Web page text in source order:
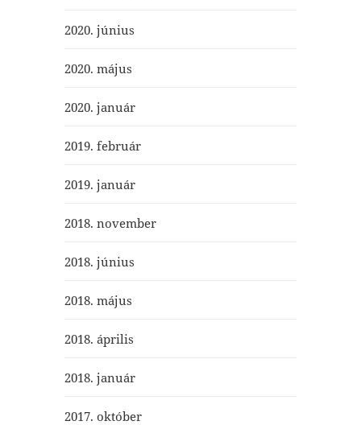
2020. június
2020. május
2020. január
2019. február
2019. január
2018. november
2018. június
2018. május
2018. április
2018. január
2017. október